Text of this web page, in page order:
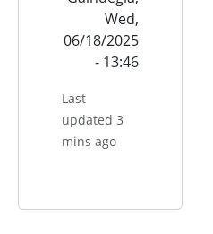
Wed,
06/18/2025
- 13:46
Last
updated 3
mins ago